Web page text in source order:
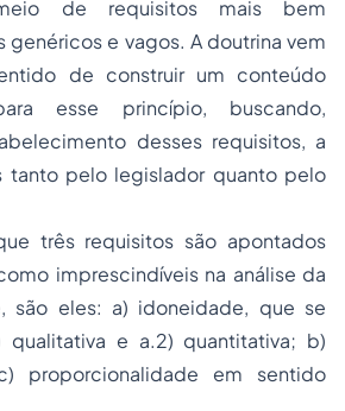
de requisitos mais bem
genéricos e vagos. A doutrina vem
de construir um conteúdo
esse princípio, buscando,
desses requisitos, a
tanto pelo legislador quanto pelo
três requisitos são apontados
imprescindíveis na análise da
são eles: a) idoneidade, que se
qualitativa e a.2) quantitativa; b)
proporcionalidade em sentido